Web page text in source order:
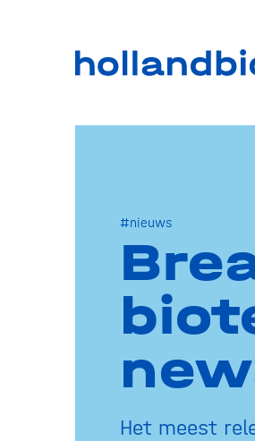
#nieuws
Het meest